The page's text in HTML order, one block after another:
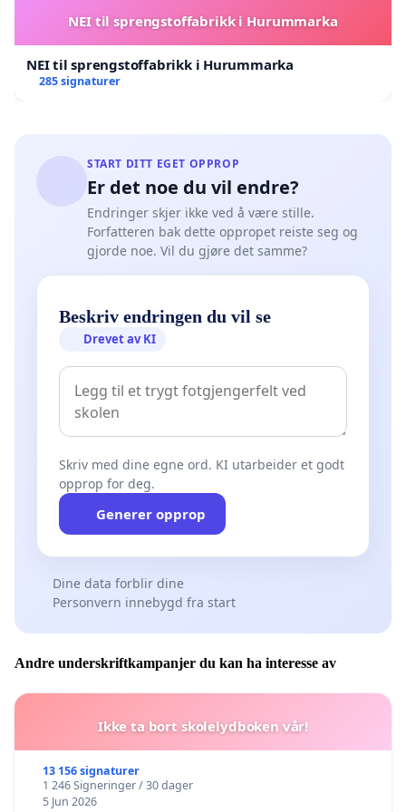
NEI til sprengstoffabrikk i Hurummarka
NEI til sprengstoffabrikk i Hurummarka
285 signaturer
START DITT EGET OPPROP
Er det noe du vil endre?
Endringer skjer ikke ved å være stille.
Forfatteren bak dette oppropet reiste seg og
gjorde noe. Vil du gjøre det samme?
Beskriv endringen du vil se
Drevet av KI
Skriv med dine egne ord. KI utarbeider et godt
opprop for deg.
Generer opprop
Dine data forblir dine
Personvern innebygd fra start
Andre underskriftkampanjer du kan ha interesse av
Ikke ta bort skolelydboken vår!
13 156 signaturer
1 246 Signeringer / 30 dager
5 Jun 2026